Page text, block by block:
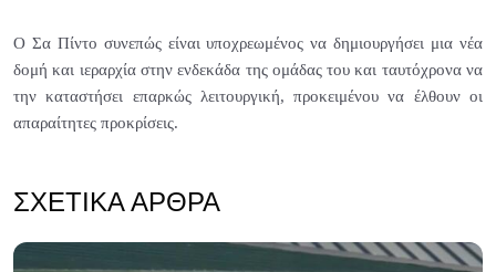
Ο Σα Πίντο συνεπώς είναι υποχρεωμένος να δημιουργήσει μια νέα
δομή και ιεραρχία στην ενδεκάδα της ομάδας του και ταυτόχρονα να
την καταστήσει επαρκώς λειτουργική, προκειμένου να έλθουν οι
απαραίτητες προκρίσεις.
ΣΧΕΤΙΚΆ ΆΡΘΡΑ